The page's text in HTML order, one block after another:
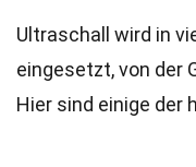
Ultraschall wird in
eingesetzt, von der
Hier sind einige der